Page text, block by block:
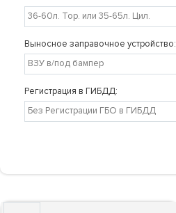
Выносное заправочное устройство:
Регистрация в ГИБДД: